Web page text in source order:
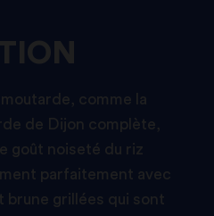
comme la
de Dijon complète,
goût noiseté du riz
parfaitement avec
brune grillées qui sont